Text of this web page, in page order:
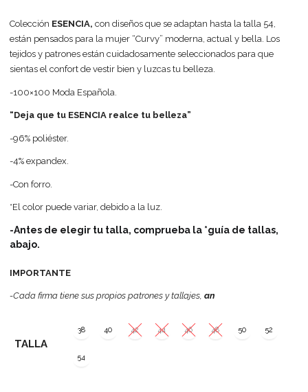
Colección ESENCIA,con diseños que se adaptan hasta la talla 54,
están pensados para la mujer “Curvy” moderna, actual y bella. Los
tejidos y patrones están cuidadosamente seleccionados para que
sientas el confort de vestir bien y luzcas tu belleza.
-100×100 Moda Española.
“Deja que tu ESENCIA realce tu belleza”
-96% poliéster.
-4% expandex.
-Con forro.
*El color puede variar, debido a la luz.
-Antes de elegir tu talla, comprueba la *guía de tallas,
abajo.
IMPORTANTE
-Cada firma tiene sus propios patrones y tallajes,an
TALLA
38 40 42 44 46 48 50 52
54